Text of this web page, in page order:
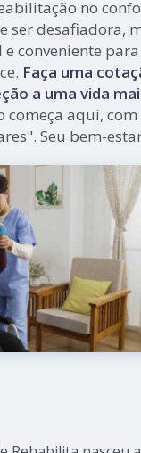
no
ser desafiadora,
conveniente
Faça uma
a uma vida
começa aqui,
Seu bem-